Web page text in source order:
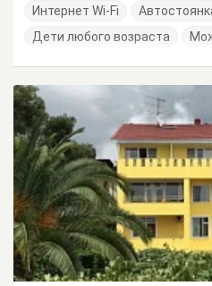
Интернет Wi-Fi
Дети любого возраста